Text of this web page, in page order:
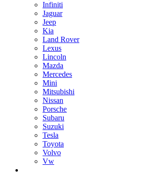
Infiniti
Jaguar
Jeep
Kia
Land Rover
Lexus
Lincoln
Mazda
Mercedes
Mini
Mitsubishi
Nissan
Porsche
Subaru
Suzuki
Tesla
Toyota
Volvo
Vw